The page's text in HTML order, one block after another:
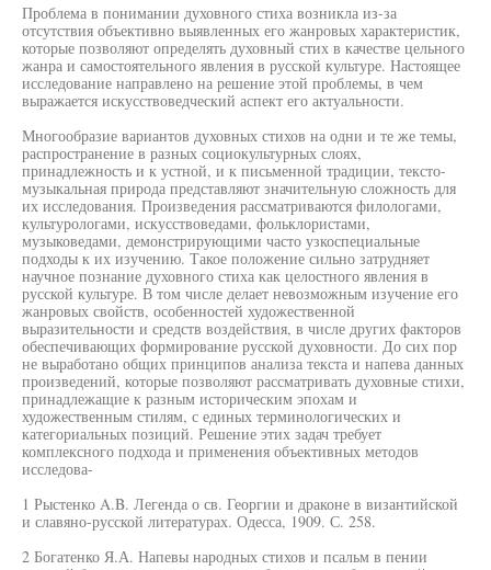
Проблема в понимании духовного стиха возникла из-за
отсутствия объективно выявленных его жанровых характеристик,
которые позволяют определять духовный стих в качестве цельного
жанра и самостоятельного явления в русской культуре. Настоящее
исследование направлено на решение этой проблемы, в чем
выражается искусствоведческий аспект его актуальности.
Многообразие вариантов духовных стихов на одни и те же темы,
распространение в разных социокультурных слоях,
принадлежность и к устной, и к письменной традиции, тексто-
музыкальная природа представляют значительную сложность для
их исследования. Произведения рассматриваются филологами,
культурологами, искусствоведами, фольклористами,
музыковедами, демонстрирующими часто узкоспециальные
подходы к их изучению. Такое положение сильно затрудняет
научное познание духовного стиха как целостного явления в
русской культуре. В том числе делает невозможным изучение его
жанровых свойств, особенностей художественной
выразительности и средств воздействия, в числе других факторов
обеспечивающих формирование русской духовности. До сих пор
не выработано общих принципов анализа текста и напева данных
произведений, которые позволяют рассматривать духовные стихи,
принадлежащие к разным историческим эпохам и
художественным стилям, с единых терминологических и
категориальных позиций. Решение этих задач требует
комплексного подхода и применения объективных методов
исследова-
1 Рыстенко A.B. Легенда о св. Георгии и драконе в византийской
и славяно-русской литературах. Одесса, 1909. С. 258.
2 Богатенко Я.А. Напевы народных стихов и псальм в пении